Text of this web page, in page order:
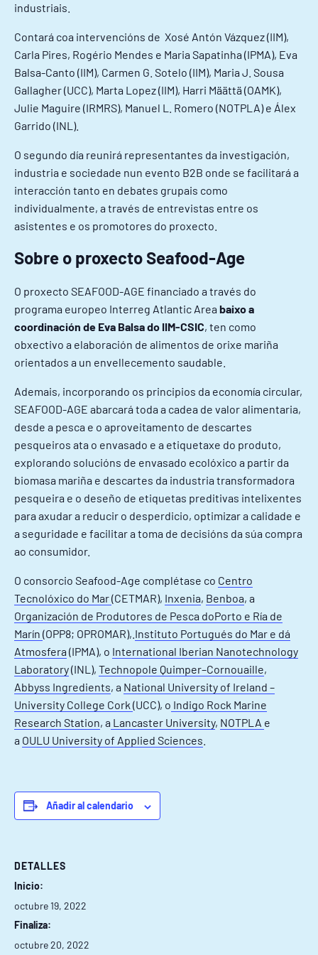
industriais.
Contará coa intervencións de Xosé Antón Vázquez (IIM),
Carla Pires, Rogério Mendes e Maria Sapatinha (IPMA), Eva
Balsa-Canto (IIM), Carmen G. Sotelo (IIM), Maria J. Sousa
Gallagher (UCC), Marta Lopez (IIM), Harri Määttä (OAMK),
Julie Maguire (IRMRS), Manuel L. Romero (NOTPLA) e Álex
Garrido (INL).
O segundo día reunirá representantes da investigación,
industria e sociedade nun evento B2B onde se facilitará a
interacción tanto en debates grupais como
individualmente, a través de entrevistas entre os
asistentes e os promotores do proxecto.
Sobre o proxecto Seafood-Age
O proxecto SEAFOOD-AGE financiado a través do
programa europeo Interreg Atlantic Area baixo a
coordinación de Eva Balsa do IIM-CSIC, ten como
obxectivo a elaboración de alimentos de orixe mariña
orientados a un envellecemento saudable.
Ademais, incorporando os principios da economía circular,
SEAFOOD-AGE abarcará toda a cadea de valor alimentaria,
desde a pesca e o aproveitamento de descartes
pesqueiros ata o envasado e a etiquetaxe do produto,
explorando solucións de envasado ecolóxico a partir da
biomasa mariña e descartes da industria transformadora
pesqueira e o deseño de etiquetas preditivas intelixentes
para axudar a reducir o desperdicio, optimizar a calidade e
a seguridade e facilitar a toma de decisións da súa compra
ao consumidor.
O consorcio Seafood-Age complétase co Centro
Tecnolóxico do Mar(CETMAR), Inxenia, Benboa, a
Organización de Produtores de Pesca doPorto e Ría de
Marín (OPP8; OPROMAR),. Instituto Portugués do Mar e dá
Atmosfera (IPMA), o International Iberian Nanotechnology
Laboratory(INL), Technopole Quimper–Cornouaille,
Abbyss Ingredients, a National University of Ireland –
University College Cork (UCC), o Indigo Rock Marine
Research Station, a Lancaster University, NOTPLA e
a OULU University of Applied Sciences
Añadir al calendario
DETALLES
Inicio:
octubre 19, 2022
Finaliza:
octubre 20, 2022